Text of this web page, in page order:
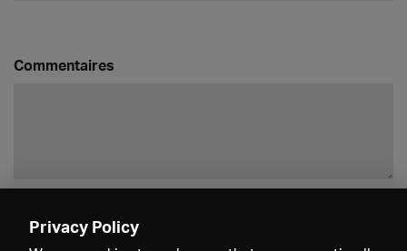
Commentaires
Privacy Policy